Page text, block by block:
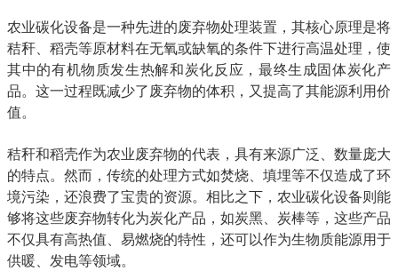
农业碳化设备是一种先进的废弃物处理装置，其核心原理是将
秸秆、稻壳等原材料在无氧或缺氧的条件下进行高温处理，使
其中的有机物质发生热解和炭化反应，最终生成固体炭化产
品。这一过程既减少了废弃物的体积，又提高了其能源利用价
值。
秸秆和稻壳作为农业废弃物的代表，具有来源广泛、数量庞大
的特点。然而，传统的处理方式如焚烧、填埋等不仅造成了环
境污染，还浪费了宝贵的资源。相比之下，农业碳化设备则能
够将这些废弃物转化为炭化产品，如炭黑、炭棒等，这些产品
不仅具有高热值、易燃烧的特性，还可以作为生物质能源用于
供暖、发电等领域。